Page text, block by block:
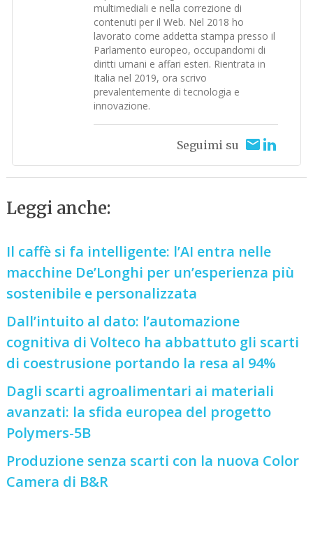
multimediali e nella correzione di
contenuti per il Web. Nel 2018 ho
lavorato come addetta stampa presso il
Parlamento europeo, occupandomi di
diritti umani e affari esteri. Rientrata in
Italia nel 2019, ora scrivo
prevalentemente di tecnologia e
innovazione.
Seguimi su
Leggi anche:
Il caffè si fa intelligente: l’AI entra nelle
macchine De’Longhi per un’esperienza più
sostenibile e personalizzata
Dall’intuito al dato: l’automazione
cognitiva di Volteco ha abbattuto gli scarti
di coestrusione portando la resa al 94%
Dagli scarti agroalimentari ai materiali
avanzati: la sfida europea del progetto
Polymers-5B
Produzione senza scarti con la nuova Color
Camera di B&R